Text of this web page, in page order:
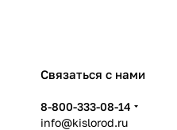
Связаться с нами
8-800-333-08-14
info@kislorod.ru